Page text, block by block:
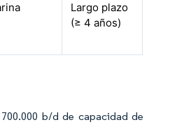
Largo plazo
(≥ 4 años)
b/d de capacidad de